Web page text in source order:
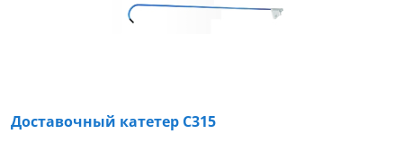
Доставочный катетер C315